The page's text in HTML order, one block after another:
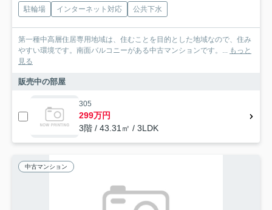
駐輪場 インターネット対応 公共下水
第一種中高層住居専用地域は、住むことを目的とした地域なので、住み
やすい環境です。南面バルコニーがある中古マンションです。... もっと
見る
販売中の部屋
305
299万円
3階 / 43.31㎡ / 3LDK
中古マンション